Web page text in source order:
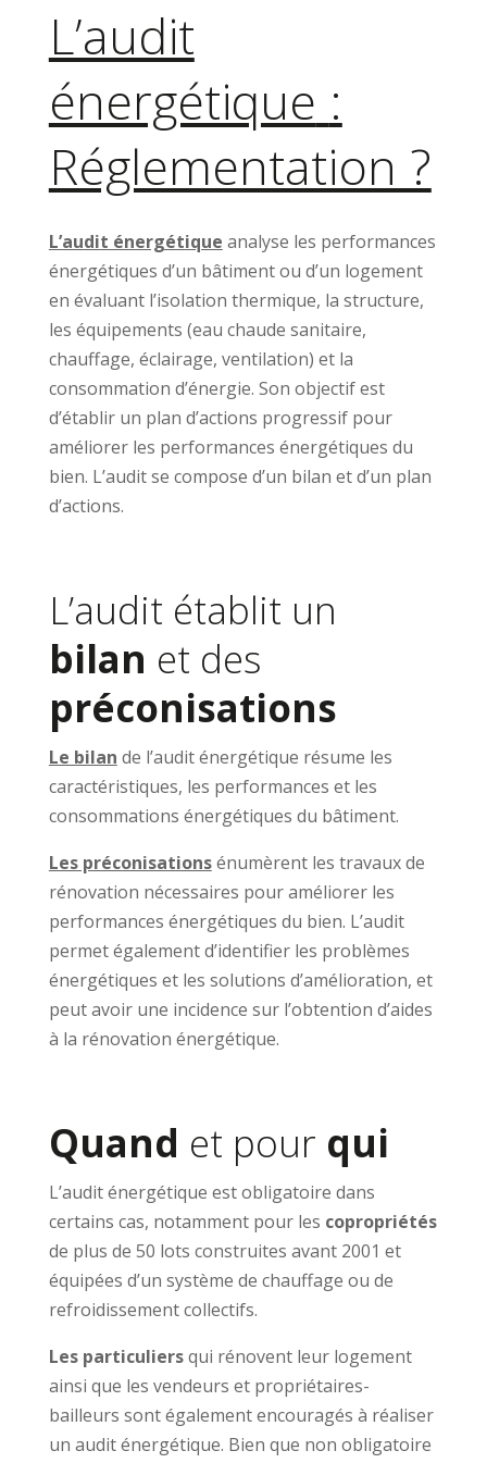
L’audit
énergétique :
Réglementation ?
L’audit énergétique analyse les performances
énergétiques d’un bâtiment ou d’un logement
en évaluant l’isolation thermique, la structure,
les équipements (eau chaude sanitaire,
chauffage, éclairage, ventilation) et la
consommation d’énergie. Son objectif est
d’établir un plan d’actions progressif pour
améliorer les performances énergétiques du
bien. L’audit se compose d’un bilan et d’un plan
d’actions.
L’audit établit un
bilan et des
préconisations
Le bilan de l’audit énergétique résume les
caractéristiques, les performances et les
consommations énergétiques du bâtiment.
Les préconisationsénumèrent les travaux de
rénovation nécessaires pour améliorer les
performances énergétiques du bien. L’audit
permet également d’identifier les problèmes
énergétiques et les solutions d’amélioration, et
peut avoir une incidence sur l’obtention d’aides
à la rénovation énergétique.
Quand et pour qui
L’audit énergétique est obligatoire dans
certains cas, notamment pour les copropriétés
de plus de 50 lots construites avant 2001 et
équipées d’un système de chauffage ou de
refroidissement collectifs.
Les particuliersqui rénovent leur logement
ainsi que les vendeurs et propriétaires-
bailleurs sont également encouragés à réaliser
un audit énergétique. Bien que non obligatoire